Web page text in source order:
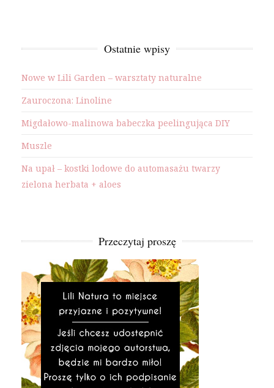
Ostatnie wpisy
Nowe w Lili Garden – warsztaty naturalne
Zauroczona: Linoline
Migdałowo-malinowa babeczka peelingująca DIY
Muszle
Na upał – kostki lodowe do automasażu twarzy
zielona herbata + aloes
Przeczytaj proszę